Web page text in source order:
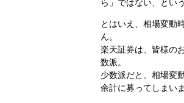
ら」ではない、とい
とはいえ、相場変動
ん。
楽天証券は、皆様の
数派。
少数派だと、相場変
余計に募ってしまい